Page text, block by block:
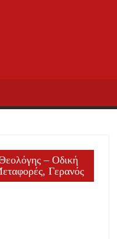
– Οδική
Γερανός